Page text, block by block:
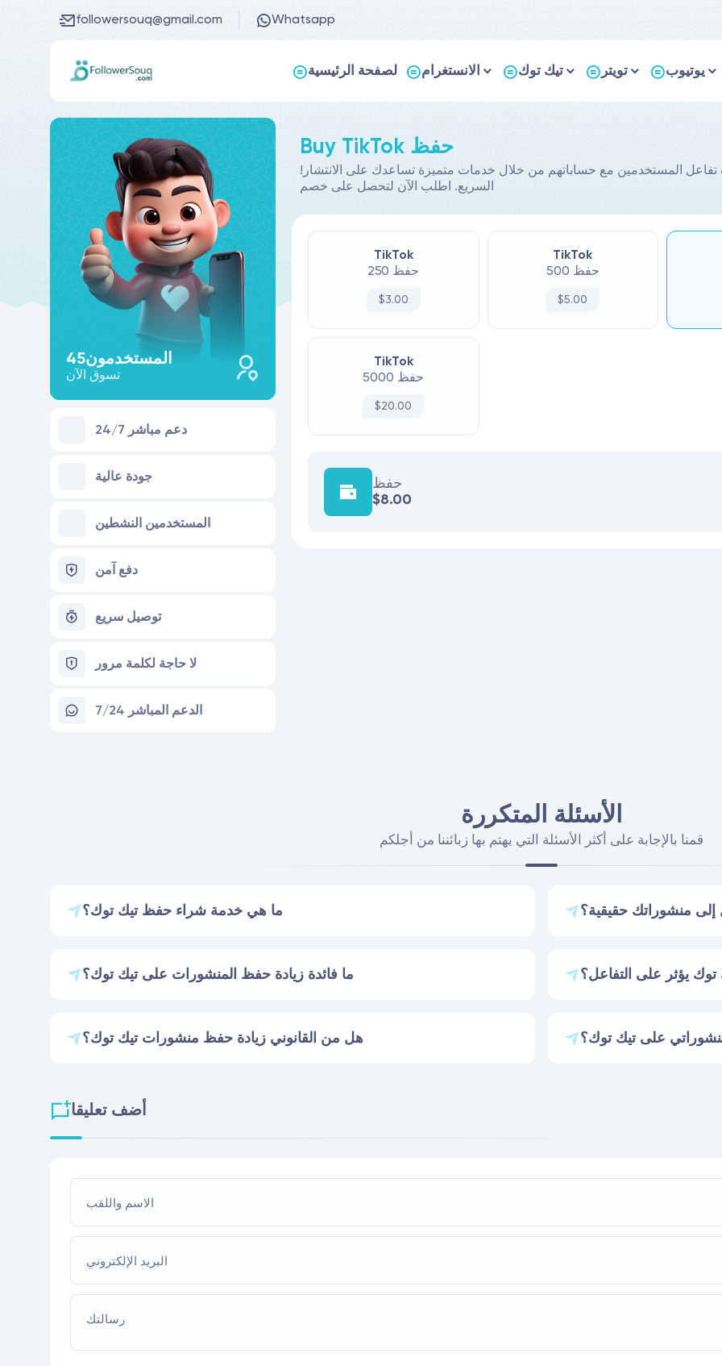
followersouq@gmail.com Whatsapp
لصفحة الرئيسية الانستغرام تيك توك تويتر يوتيوب
Buy TikTok حفظ
!تساعدك خدمة شراء تيك توك يحفظ على زيادة تفاعل المستخدمين مع حساباتهم من خلال خدمات متميزة تساعدك على الانتشار
السريع. اطلب الآن لتحصل على خصم
45المستخدمون
تسوق الآن
24/7 دعم مباشر
جودة عالية
المستخدمين النشطين
دفع آمن
توصيل سريع
لا حاجة لكلمة مرور
7/24 الدعم المباشر
TikTok
250 حفظ
$3.00
TikTok
500 حفظ
$5.00
TikTok
5000 حفظ
$20.00
حفظ
$8.00
الأسئلة المتكررة
قمنا بالإجابة على أكثر الأسئلة التي يهتم بها زبائننا من أجلكم
ما هي خدمة شراء حفظ تيك توك؟ منشوراتك حقيقية؟
ما فائدة زيادة حفظ المنشورات على تيك توك؟ يؤثر على التفاعل؟
هل من القانوني زيادة حفظ منشورات تيك توك؟ على تيك توك؟
أضف تعليقا
الاسم واللقب
البريد الإلكتروني
رسالتك